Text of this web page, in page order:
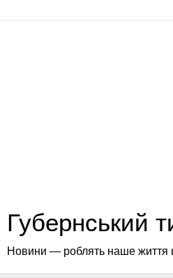
Губернський
Новини — роблять наше життя